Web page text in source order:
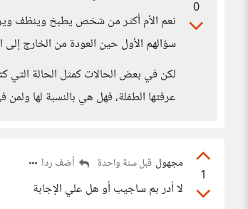
0
نعم الأم أكثر من شخص يطبخ وينظف
سؤالهم الأول حين العودة من الخارج
لكن في بعض الحالات كمثل الحالة التي
عرفتها الطفلة، فهل هي بالنسبة لها ولمن
1
مجهول قبل سنة واحدة أضف ردا
لا أدر بم ساجيب أو هل علي الإجابة